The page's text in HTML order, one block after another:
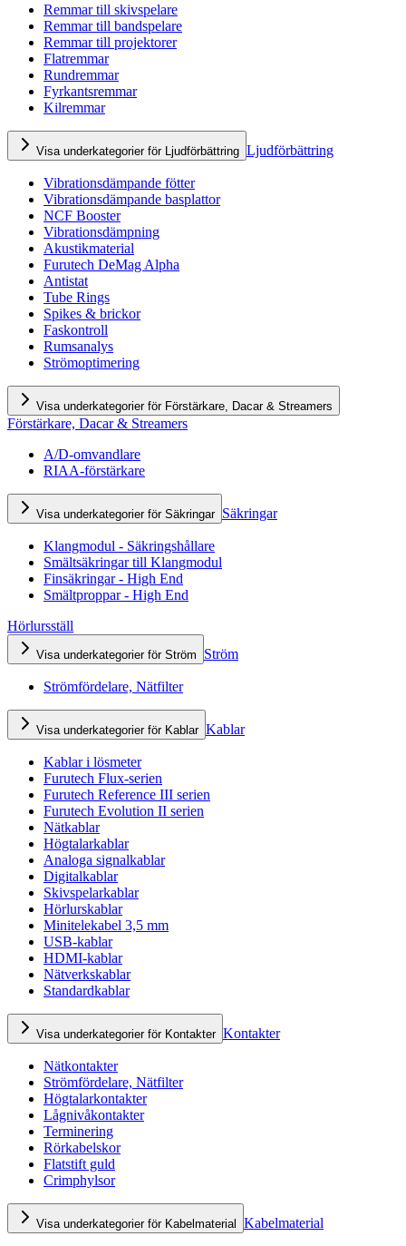
Remmar till skivspelare
Remmar till bandspelare
Remmar till projektorer
Flatremmar
Rundremmar
Fyrkantsremmar
Kilremmar
Visa underkategorier för Ljudförbättring Ljudförbättring
Vibrationsdämpande fötter
Vibrationsdämpande basplattor
NCF Booster
Vibrationsdämpning
Akustikmaterial
Furutech DeMag Alpha
Antistat
Tube Rings
Spikes & brickor
Faskontroll
Rumsanalys
Strömoptimering
Visa underkategorier för Förstärkare, Dacar & Streamers
Förstärkare, Dacar & Streamers
A/D-omvandlare
RIAA-förstärkare
Visa underkategorier för Säkringar Säkringar
Klangmodul - Säkringshållare
Smältsäkringar till Klangmodul
Finsäkringar - High End
Smältproppar - High End
Hörlursställ
Visa underkategorier för Ström Ström
Strömfördelare, Nätfilter
Visa underkategorier för Kablar Kablar
Kablar i lösmeter
Furutech Flux-serien
Furutech Reference III serien
Furutech Evolution II serien
Nätkablar
Högtalarkablar
Analoga signalkablar
Digitalkablar
Skivspelarkablar
Hörlurskablar
Minitelekabel 3,5 mm
USB-kablar
HDMI-kablar
Nätverkskablar
Standardkablar
Visa underkategorier för Kontakter Kontakter
Nätkontakter
Strömfördelare, Nätfilter
Högtalarkontakter
Lågnivåkontakter
Terminering
Rörkabelskor
Flatstift guld
Crimphylsor
Visa underkategorier för Kabelmaterial Kabelmaterial